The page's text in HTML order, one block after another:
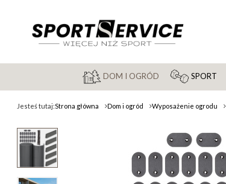
DOM I OGRÓD SPORT
Jesteś tutaj:Strona główna Dom i ogród Wyposażenie ogrodu